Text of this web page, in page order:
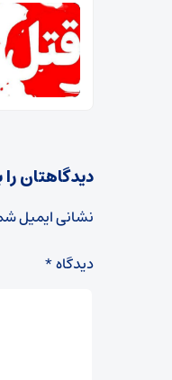
دیدگاهتان
نشانی ایمیل
دیدگاه*